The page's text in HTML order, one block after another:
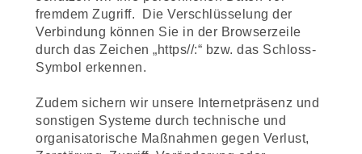
fremdem Zugriff. Die Verschlüsselung der
Verbindung können Sie in der Browserzeile
durch das Zeichen „https//:“ bzw. das Schloss-
Symbol erkennen.
Zudem sichern wir unsere Internetpräsenz und
sonstigen Systeme durch technische und
organisatorische Maßnahmen gegen Verlust,